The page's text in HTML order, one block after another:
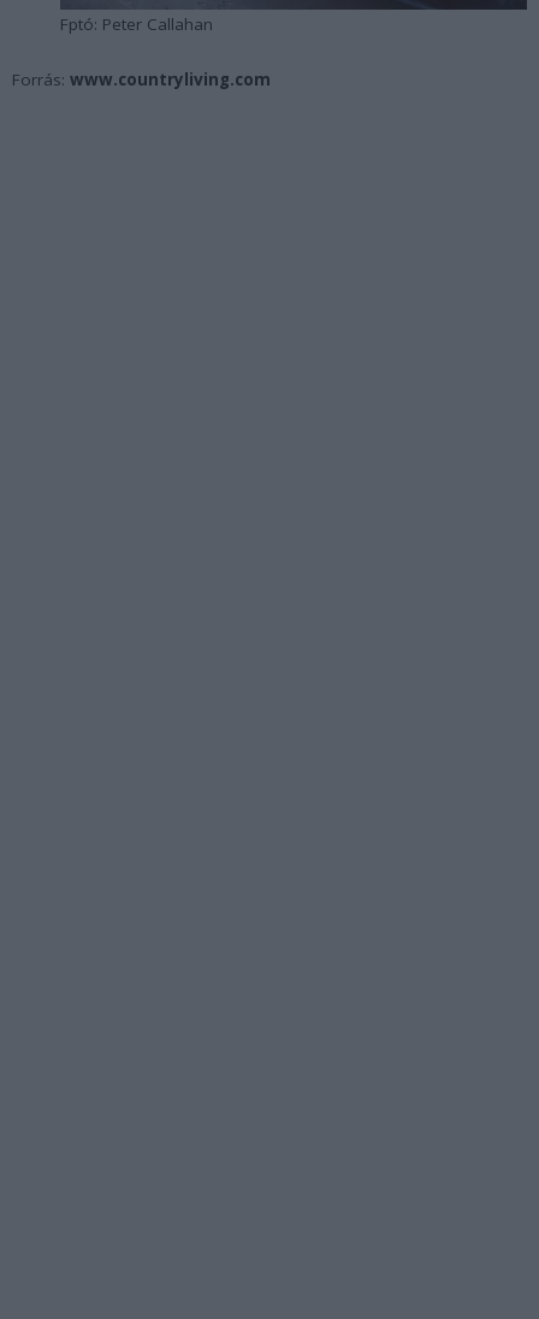
Fptó: Peter Callahan
Forrás: www.countryliving.com